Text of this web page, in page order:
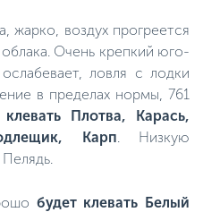
жарко, воздух прогреется
Очень крепкий юго-
ловля с лодки
в пределах нормы, 761
клевать Плотва, Карась,
Карп. Низкую
будет клевать Белый